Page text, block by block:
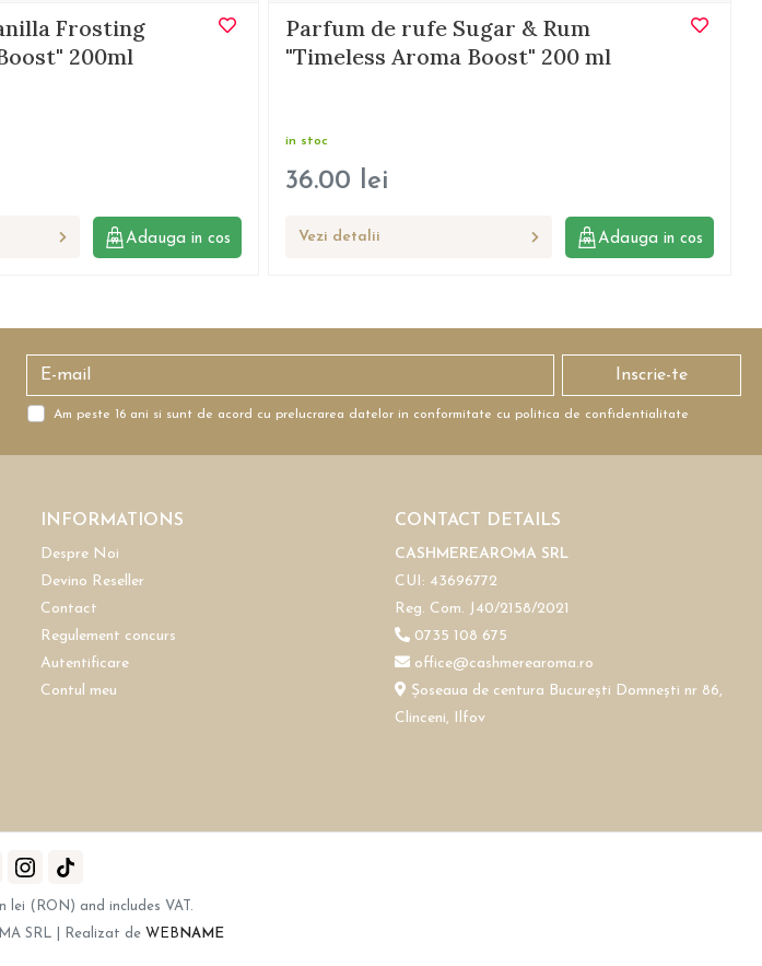
Frosting
200ml
Adauga in cos
Parfum de rufe Sugar & Rum
"Timeless Aroma Boost" 200 ml
in stoc
36.00 lei
Vezi detalii Adauga in cos
Inscrie-te
Am peste 16 ani si sunt de acord cu prelucrarea datelor in conformitate cu politica de confidentialitate
INFORMATIONS
Despre Noi
Devino Reseller
Contact
Regulement concurs
Autentificare
Contul meu
CONTACT DETAILS
CASHMEREAROMA SRL
CUI: 43696772
Reg. Com. J40/2158/2021
0735 108 675
office@cashmerearoma.ro
Șoseaua de centura București Domnești nr 86,
Clinceni, Ilfov
lei (RON) and includes VAT.
SRL | Realizat de WEB NAME